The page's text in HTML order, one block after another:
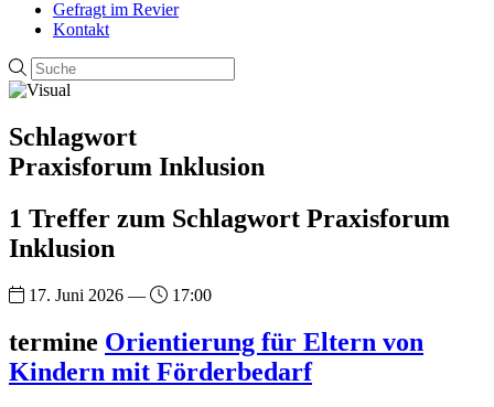
Gefragt im Revier
Kontakt
Schlagwort
Praxisforum Inklusion
1 Treffer zum Schlagwort Praxisforum
Inklusion
17. Juni 2026 — 17:00
termine Orientierung für Eltern von
Kindern mit Förderbedarf